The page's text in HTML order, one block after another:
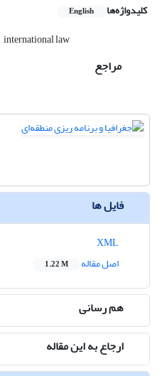
کلیدواژه‌ها English
international law
مراجع
فایل ها
اصل مقاله
1.22 M
هم رسانی
ارجاع به این مقاله